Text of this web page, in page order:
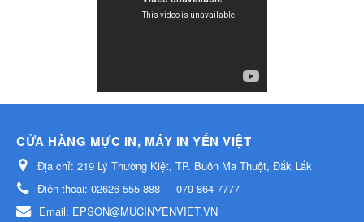
CỬA HÀNG MỰC IN, MÁY IN YẾN VIỆT
Địa chỉ: 219 Lý Thường Kiệt, TP. Buôn Ma Thuột, Đắk Lắk
Điện thoại: 02626 555 888 - 079 864 7777
Email: EPSON@MUCINYENVIET.VN